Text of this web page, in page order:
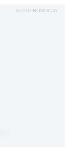
AUTOPROMOCJA